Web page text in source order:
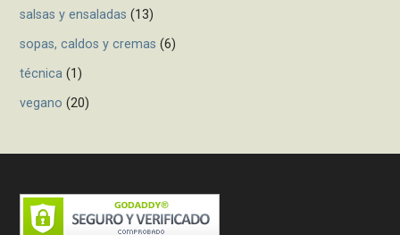
salsas y ensaladas (13)
sopas, caldos y cremas (6)
técnica (1)
vegano (20)